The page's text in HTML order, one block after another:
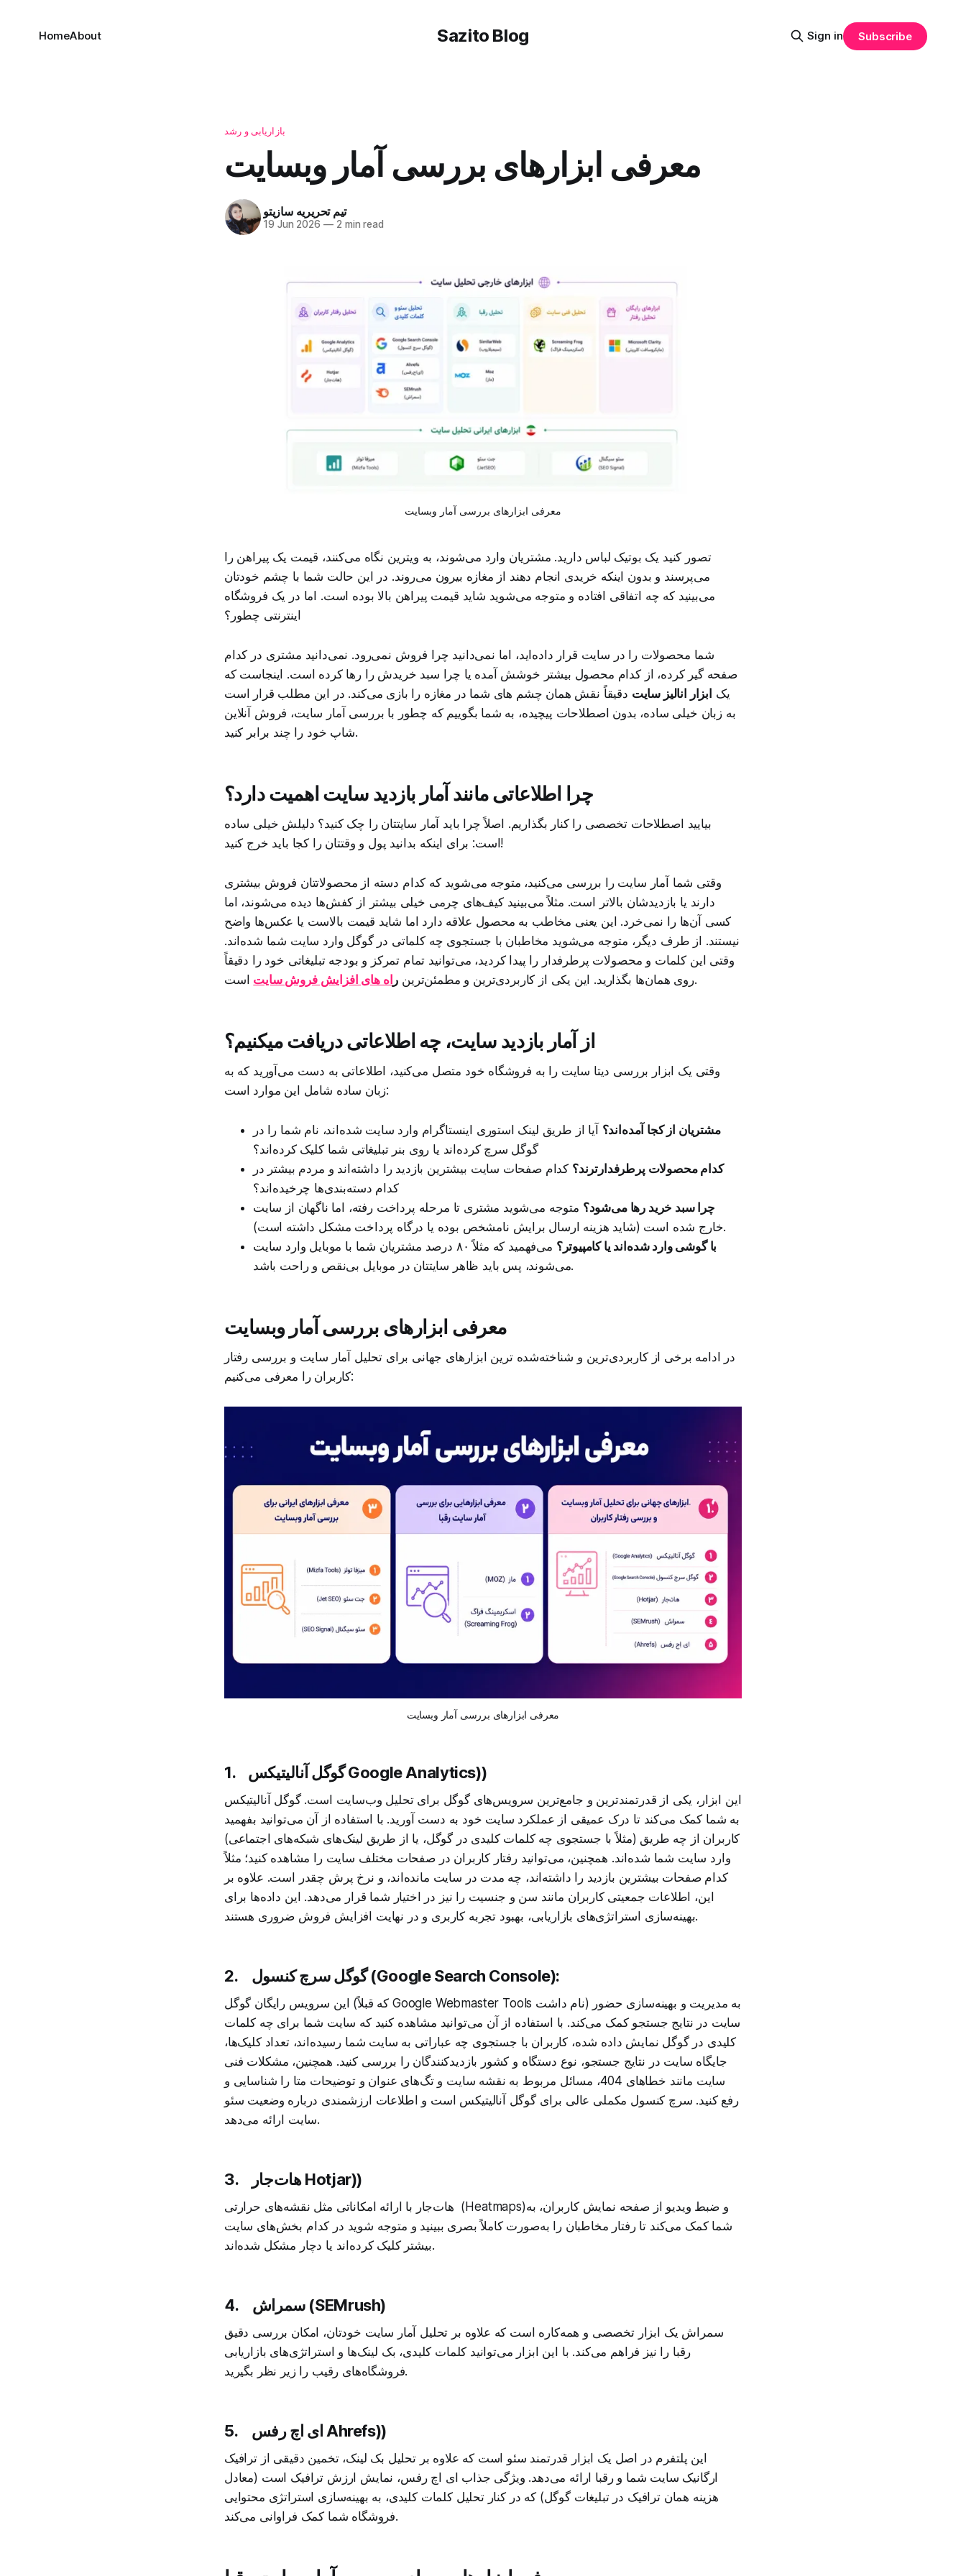
Sazito Blog
HomeAbout Sign in Subscribe
بازاریابی و رشد
معرفی ابزارهای بررسی آمار وبسایت
تیم تحریریه سازیتو
19 Jun 2026 —2 min read
معرفی ابزارهای بررسی آمار وبسایت
تصور کنید یک بوتیک لباس دارید. مشتریان وارد می‌شوند، به ویترین نگاه می‌کنند، قیمت یک پیراهن را
می‌پرسند و بدون اینکه خریدی انجام دهند از مغازه بیرون می‌روند. در این حالت شما با چشم خودتان
می‌بینید که چه اتفاقی افتاده و متوجه می‌شوید شاید قیمت پیراهن بالا بوده است. اما در یک فروشگاه
اینترنتی چطور؟
شما محصولات را در سایت قرار داده‌اید، اما نمی‌دانید چرا فروش نمی‌رود. نمی‌دانید مشتری در کدام
صفحه گیر کرده، از کدام محصول بیشتر خوشش آمده یا چرا سبد خریدش را رها کرده است. اینجاست که
یک ابزار انالیز سایت دقیقاً نقش همان چشم‌ های شما در مغازه را بازی می‌کند. در این مطلب قرار است
به زبان خیلی ساده، بدون اصطلاحات پیچیده، به شما بگوییم که چطور با بررسی آمار سایت، فروش آنلاین
‌شاپ خود را چند برابر کنید.
چرا اطلاعاتی مانند آمار بازدید سایت اهمیت دارد؟
بیایید اصطلاحات تخصصی را کنار بگذاریم. اصلاً چرا باید آمار سایتتان را چک کنید؟ دلیلش خیلی ساده
است: برای اینکه بدانید پول و وقتتان را کجا باید خرج کنید!
وقتی شما آمار سایت را بررسی می‌کنید، متوجه می‌شوید که کدام دسته از محصولاتتان فروش بیشتری
دارند یا بازدیدشان بالاتر است. مثلاً می‌بینید کیف‌های چرمی خیلی بیشتر از کفش‌ها دیده می‌شوند، اما
کسی آن‌ها را نمی‌خرد. این یعنی مخاطب به محصول علاقه دارد اما شاید قیمت بالاست یا عکس‌ها واضح
نیستند. از طرف دیگر، متوجه می‌شوید مخاطبان با جستجوی چه کلماتی در گوگل وارد سایت شما شده‌اند.
وقتی این کلمات و محصولات پرطرفدار را پیدا کردید، می‌توانید تمام تمرکز و بودجه تبلیغاتی خود را دقیقاً
روی همان‌ها بگذارید. این یکی از کاربردی‌ترین و مطمئن‌ترین ر اه های افزایش فروش سایت است.
از آمار بازدید سایت، چه اطلاعاتی دریافت میکنیم؟
وقتی یک ابزار بررسی دیتا سایت را به فروشگاه خود متصل می‌کنید، اطلاعاتی به دست می‌آورید که به
زبان ساده شامل این موارد است:
مشتریان از کجا آمده‌اند؟ آیا از طریق لینک استوری اینستاگرام وارد سایت شده‌اند، نام شما را در
گوگل سرچ کرده‌اند یا روی بنر تبلیغاتی شما کلیک کرده‌اند؟
کدام محصولات پرطرفدارترند؟ کدام صفحات سایت بیشترین بازدید را داشته‌اند و مردم بیشتر در
کدام دسته‌بندی‌ها چرخیده‌اند؟
چرا سبد خرید رها می‌شود؟ متوجه می‌شوید مشتری تا مرحله پرداخت رفته، اما ناگهان از سایت
خارج شده است (شاید هزینه ارسال برایش نامشخص بوده یا درگاه پرداخت مشکل داشته است).
با گوشی وارد شده‌اند یا کامپیوتر؟
می‌فهمید که مثلاً ۸۰ درصد مشتریان شما با موبایل وارد سایت
می‌شوند، پس باید ظاهر سایتتان در موبایل بی‌نقص و راحت باشد.
معرفی ابزارهای بررسی آمار وبسایت
در ادامه برخی از کاربردی‌ترین و شناخته‌شده ‌ترین ابزارهای جهانی برای تحلیل آمار سایت و بررسی رفتار
کاربران را معرفی می‌کنیم:
معرفی ابزارهای بررسی آمار وبسایت
1. گوگل آنالیتیکس Google Analytics))
این ابزار، یکی از قدرتمندترین و جامع‌ترین سرویس‌های گوگل برای تحلیل وب‌سایت است. گوگل آنالیتیکس
به شما کمک می‌کند تا درک عمیقی از عملکرد سایت خود به دست آورید. با استفاده از آن می‌توانید بفهمید
کاربران از چه طریق (مثلاً با جستجوی چه کلمات کلیدی در گوگل، یا از طریق لینک‌های شبکه‌های اجتماعی)
وارد سایت شما شده‌اند. همچنین، می‌توانید رفتار کاربران در صفحات مختلف سایت را مشاهده کنید؛ مثلاً
کدام صفحات بیشترین بازدید را داشته‌اند، چه مدت در سایت مانده‌اند، و نرخ پرش چقدر است. علاوه بر
این، اطلاعات جمعیتی کاربران مانند سن و جنسیت را نیز در اختیار شما قرار می‌دهد. این داده‌ها برای
بهینه‌سازی استراتژی‌های بازاریابی، بهبود تجربه کاربری و در نهایت افزایش فروش ضروری هستند.
2. گوگل سرچ کنسول (Google Search Console):
این سرویس رایگان گوگل (که قبلاً Google Webmaster Tools نام داشت) به مدیریت و بهینه‌سازی حضور
سایت در نتایج جستجو کمک می‌کند. با استفاده از آن می‌توانید مشاهده کنید که سایت شما برای چه کلمات
کلیدی در گوگل نمایش داده شده، کاربران با جستجوی چه عباراتی به سایت شما رسیده‌اند، تعداد کلیک‌ها،
جایگاه سایت در نتایج جستجو، نوع دستگاه و کشور بازدیدکنندگان را بررسی کنید. همچنین، مشکلات فنی
سایت مانند خطاهای 404، مسائل مربوط به نقشه سایت و تگ‌های عنوان و توضیحات متا را شناسایی و
رفع کنید. سرچ کنسول مکملی عالی برای گوگل آنالیتیکس است و اطلاعات ارزشمندی درباره وضعیت سئو
سایت ارائه می‌دهد.
3. هات‌جار Hotjar))
هات‌جار با ارائه امکاناتی مثل نقشه‌های حرارتی (Heatmaps)­و ضبط ویدیو از صفحه نمایش کاربران، به
شما کمک می‌کند تا رفتار مخاطبان را به‌صورت کاملاً بصری ببینید و متوجه شوید در کدام بخش‌های سایت
بیشتر کلیک کرده‌اند یا دچار مشکل شده‌اند.
4. سمراش (SEMrush)
سمراش یک ابزار تخصصی و همه‌کاره است که علاوه بر تحلیل آمار سایت خودتان، امکان بررسی دقیق
رقبا را نیز فراهم می‌کند. با این ابزار می‌توانید کلمات کلیدی، بک ‌لینک‌ها و استراتژی‌های بازاریابی
فروشگاه‌های رقیب را زیر نظر بگیرید.
5. ای ‌اچ ‌رفس Ahrefs))
این پلتفرم در اصل یک ابزار قدرتمند سئو است که علاوه بر تحلیل بک ‌لینک، تخمین دقیقی از ترافیک
ارگانیک سایت شما و رقبا ارائه می‌دهد. ویژگی جذاب ای ‌اچ‌ رفس، نمایش ارزش ترافیک است (معادل
هزینه همان ترافیک در تبلیغات گوگل) که در کنار تحلیل کلمات کلیدی، به بهینه‌سازی استراتژی محتوایی
فروشگاه شما کمک فراوانی می‌کند.